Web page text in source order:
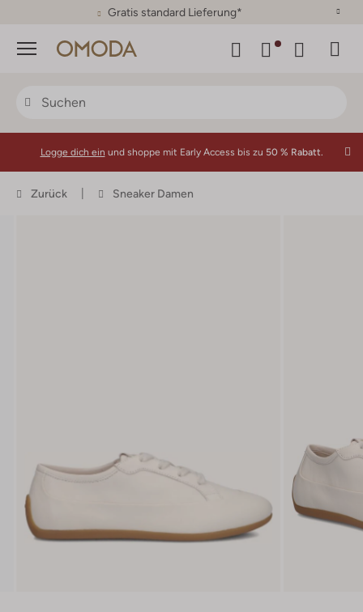
30 Tage Rückgaberecht
Menü
Logge dich ein und shoppe mit Early Access bis zu 50 % Rabatt.
Zurück Sneaker Damen